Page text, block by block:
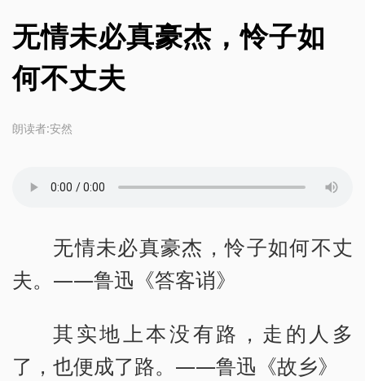
无情未必真豪杰，怜子如
何不丈夫
朗读者:安然
无情未必真豪杰，怜子如何不丈
夫。——鲁迅《答客诮》
其实地上本没有路，走的人多
了，也便成了路。——鲁迅《故乡》